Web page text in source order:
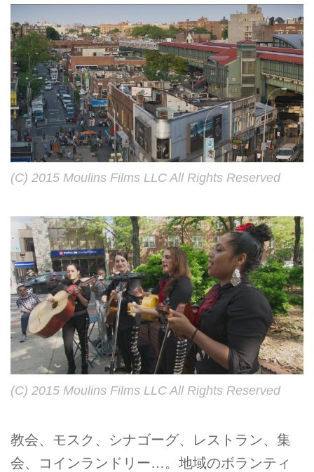
(C) 2015 Moulins Films LLC All Rights Reserved
(C) 2015 Moulins Films LLC All Rights Reserved
教会、モスク、シナゴーグ、レストラン、集
会、コインランドリー…。地域のボランティ